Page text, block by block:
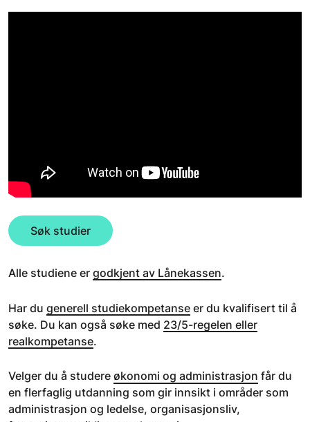
Søk studier
Alle studiene er godkjent av Lånekassen.
Har du generell studiekompetanse er du kvalifisert til å
søke. Du kan også søke med 23/5-regelen eller
realkompetanse.
Velger du å studere økonomi og administrasjon får du
en flerfaglig utdanning som gir innsikt i områder som
administrasjon og ledelse, organisasjonsliv,